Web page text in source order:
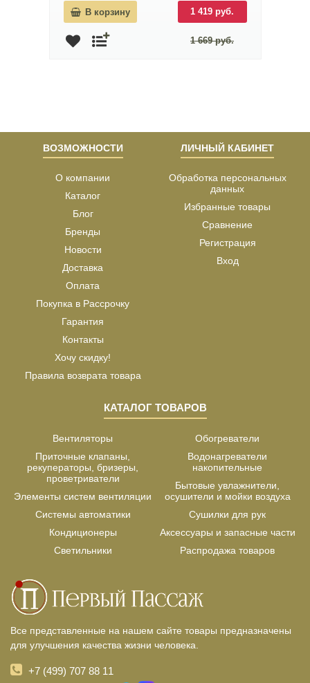
1 419 руб.
1 669 руб.
В корзину
ВОЗМОЖНОСТИ
О компании
Каталог
Блог
Бренды
Новости
Доставка
Оплата
Покупка в Рассрочку
Гарантия
Контакты
Хочу скидку!
Правила возврата товара
ЛИЧНЫЙ КАБИНЕТ
Обработка персональных
данных
Избранные товары
Сравнение
Регистрация
Вход
КАТАЛОГ ТОВАРОВ
Вентиляторы
Приточные клапаны,
рекуператоры, бризеры,
проветриватели
Элементы систем вентиляции
Системы автоматики
Кондиционеры
Светильники
Обогреватели
Водонагреватели
накопительные
Бытовые увлажнители,
осушители и мойки воздуха
Сушилки для рук
Аксессуары и запасные части
Распродажа товаров
Все представленные на нашем сайте товары предназначены
для улучшения качества жизни человека.
+7 (499) 707 88 11